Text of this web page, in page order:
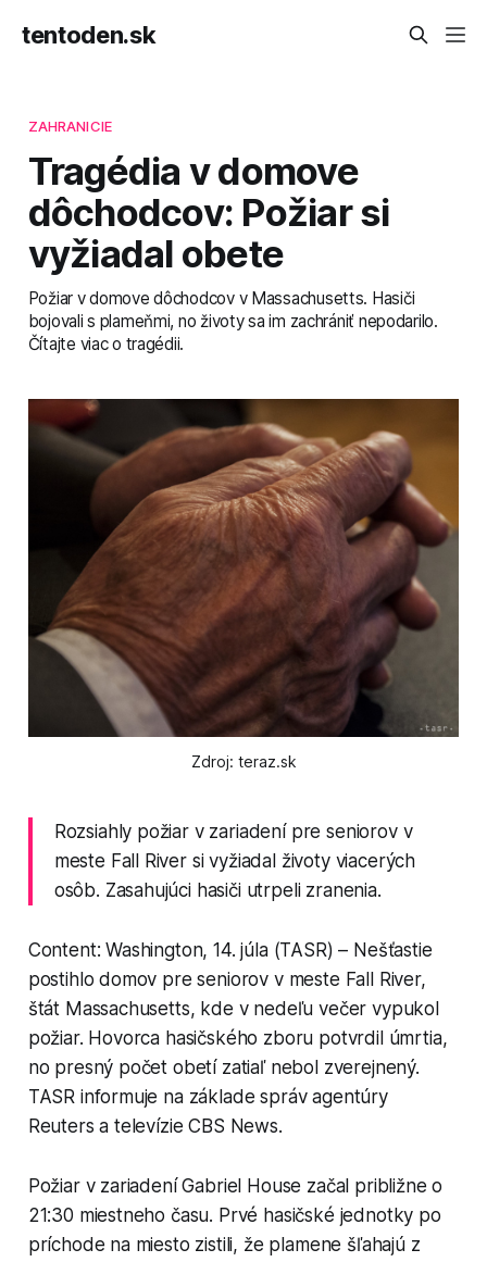
tentoden.sk
ZAHRANICIE
Tragédia v domove
dôchodcov: Požiar si
vyžiadal obete
Požiar v domove dôchodcov v Massachusetts. Hasiči
bojovali s plameňmi, no životy sa im zachrániť nepodarilo.
Čítajte viac o tragédii.
Zdroj: teraz.sk
Rozsiahly požiar v zariadení pre seniorov v
meste Fall River si vyžiadal životy viacerých
osôb. Zasahujúci hasiči utrpeli zranenia.
Content: Washington, 14. júla (TASR) – Nešťastie
postihlo domov pre seniorov v meste Fall River,
štát Massachusetts, kde v nedeľu večer vypukol
požiar. Hovorca hasičského zboru potvrdil úmrtia,
no presný počet obetí zatiaľ nebol zverejnený.
TASR informuje na základe správ agentúry
Reuters a televízie CBS News.
Požiar v zariadení Gabriel House začal približne o
21:30 miestneho času. Prvé hasičské jednotky po
príchode na miesto zistili, že plamene šľahajú z